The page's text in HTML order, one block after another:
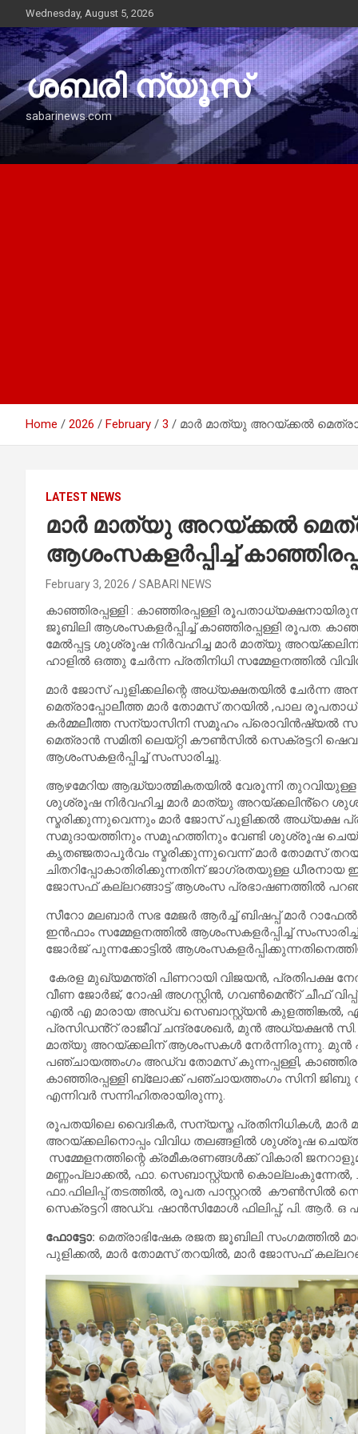
to
content
Wednesday, August 5, 2026
ശബരി ന്യൂസ്
sabarinews.com
Home 2026 February 3 മാർ മാത്യു അറയ്ക്കൽ
LATEST NEWS
മാർ മാത്യു അറയ്ക്കൽ
ആശംസകളർപ്പിച്ച്
February 3, 2026 SABARI NEWS
കാഞ്ഞിരപ്പള്ളി : കാഞ്ഞിരപ്പള്ളി
ജൂബിലി ആശംസകളർപ്പിച്ച് കാഞ്ഞിരപ്പള്ളി രൂപത.
മേൽപ്പട്ട ശുശ്രൂഷ നിർവഹിച്ച മാർ മാത്യു
ഹാളിൽ ഒത്തു ചേർന്ന പ്രതിനിധി സമ്മേളനത്തിൽ
മാർ ജോസ് പുളിക്കലിന്റെ അധ്യക്ഷതയിൽ ചേർന്ന
മെത്രാപ്പോലീത്ത മാർ തോമസ് തറയിൽ ,പാല
കർമ്മലീത്ത സന്യാസിനി സമൂഹം പ്രൊവിൻഷ്യൽ
മെത്രാൻ സമിതി ലെയ്റ്റി കൗൺസിൽ സെക്രട്ടറി
ആശംസകളർപ്പിച്ച് സംസാരിച്ചു.
ആഴമേറിയ ആദ്ധ്യാത്മികതയിൽ വേരൂന്നി തുറവിയുള്ള
ശുശ്രൂഷ നിർവഹിച്ച മാർ മാത്യു അറയ്ക്കലിൻ്റെ
സ്മരിക്കുന്നുവെന്നും മാർ ജോസ് പുളിക്കൽ അധ്യക്ഷ
സമുദായത്തിനും സമൂഹത്തിനും വേണ്ടി ശുശ്രൂഷ
കൃതഞ്ജതാപൂർവം സ്മരിക്കുന്നുവെന്ന് മാർ തോമസ്
ചിതറിപ്പോകാതിരിക്കുന്നതിന് ജാഗ്രതയുള്ള
ജോസഫ് കല്ലറങ്ങാട്ട് ആശംസ പ്രഭാഷണത്തിൽ
സീറോ മലബാർ സഭ മേജർ ആർച്ച് ബിഷപ്പ് മാർ
ഇൻഫാം സമ്മേളനത്തിൽ ആശംസകളർപ്പിച്ച്
ജോർജ് പുന്നക്കോട്ടിൽ
കേരള മുഖ്യമന്ത്രി പിണറായി വിജയൻ, പ്രതിപക്ഷ
വീണ ജോർജ്, റോഷി അഗസ്റ്റിൻ, ഗവൺമെൻ്റ് ചീഫ്
എൽ എ മാരായ അഡ്വ സെബാസ്റ്റ്യൻ കുളത്തിങ്കൽ, എം
പ്രസിഡൻ്റ് രാജീവ് ചന്ദ്രശേഖർ, മുൻ അധ്യക്ഷൻ സി.
മാത്യു അറയ്ക്കലിന് ആശംസകൾ നേർന്നിരുന്നു. മുൻ
പഞ്ചായത്തംഗം അഡ്വ തോമസ് കുന്നപ്പള്ളി,
കാഞ്ഞിരപ്പള്ളി ബ്ലോക്ക് പഞ്ചായത്തംഗം സിനി ജിബു
എന്നിവർ സന്നിഹിതരായിരുന്നു.
രൂപതയിലെ വൈദികർ, സന്യസ്ത പ്രതിനിധികൾ,
അറയ്ക്കലിനൊപ്പം വിവിധ തലങ്ങളിൽ ശുശ്രൂഷ
സമ്മേളനത്തിന്റെ ക്രമീകരണങ്ങൾക്ക് വികാരി
മണ്ണംപ്ലാക്കൽ, ഫാ. സെബാസ്റ്റ്യൻ
ഫാ.ഫിലിപ്പ് തടത്തിൽ, രൂപത പാസ്റ്ററൽ കൗൺസിൽ
സെക്രട്ടറി അഡ്വ. ഷാൻസിമോൾ ഫിലിപ്പ്, പി. ആർ. ഒ
ഫോട്ടോ: മെത്രാഭിഷേക രജത ജൂബിലി സംഗമത്തിൽ
പുളിക്കൽ, മാർ തോമസ് തറയിൽ, മാർ ജോസഫ്